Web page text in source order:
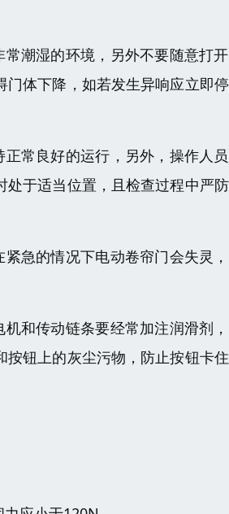
潮湿的环境，另外不要随意打
体下降，如若发生异响应立即
常良好的运行，另外，操作人
于适当位置，且检查过程中严
急的情况下电动卷帘门会失灵
和传动链条要经常加注润滑剂
钮上的灰尘污物，防止按钮卡